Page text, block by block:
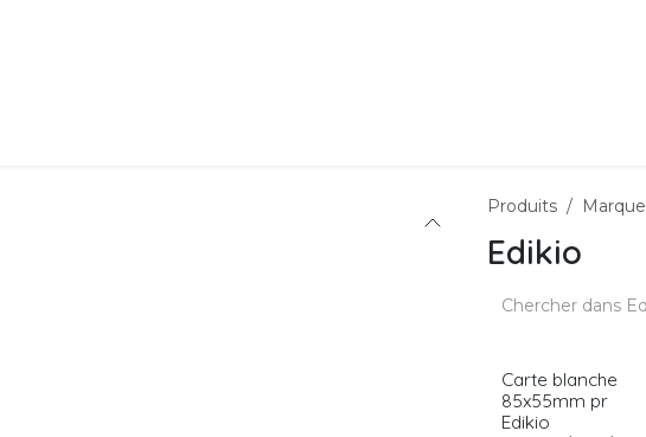
Produits Marque
Edikio
Carte blanche
85x55mm pr
Edikio